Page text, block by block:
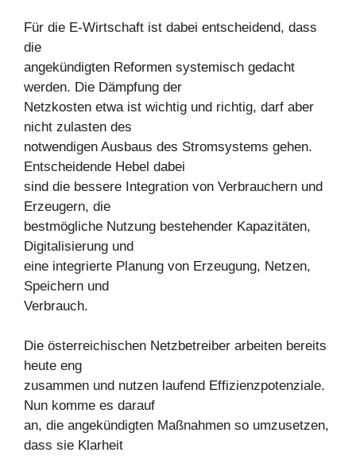
Für die E-Wirtschaft ist dabei entscheidend, dass
die
angekündigten Reformen systemisch gedacht
werden. Die Dämpfung der
Netzkosten etwa ist wichtig und richtig, darf aber
nicht zulasten des
notwendigen Ausbaus des Stromsystems gehen.
Entscheidende Hebel dabei
sind die bessere Integration von Verbrauchern und
Erzeugern, die
bestmögliche Nutzung bestehender Kapazitäten,
Digitalisierung und
eine integrierte Planung von Erzeugung, Netzen,
Speichern und
Verbrauch.
Die österreichischen Netzbetreiber arbeiten bereits
heute eng
zusammen und nutzen laufend Effizienzpotenziale.
Nun komme es darauf
an, die angekündigten Maßnahmen so umzusetzen,
dass sie Klarheit